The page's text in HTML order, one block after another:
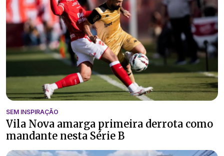
SEM INSPIRAÇÃO
Vila Nova amarga primeira derrota como
mandante nesta Série B